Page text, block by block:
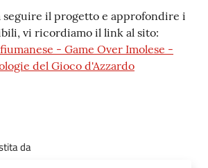
seguire il progetto e approfondire i
vi ricordiamo il link al sito:
- Game Over Imolese -
del Gioco d'Azzardo
da